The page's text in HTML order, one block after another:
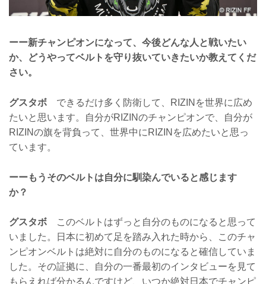
ーー新チャンピオンになって、今後どんな人と戦いたい
か、どうやってベルトを守り抜いていきたいか教えてくだ
さい。
グスタボ できるだけ多く防衛して、RIZINを世界に広め
たいと思います。自分がRIZINのチャンピオンで、自分が
RIZINの旗を背負って、世界中にRIZINを広めたいと思っ
ています。
ーーもうそのベルトは自分に馴染んでいると感じます
か？
グスタボ このベルトはずっと自分のものになると思って
いました。日本に初めて足を踏み入れた時から、このチャ
ンピオンベルトは絶対に自分のものになると確信していま
した。その証拠に、自分の一番最初のインタビューを見て
もらえれば分かるんですけど、いつか絶対日本でチャンピ